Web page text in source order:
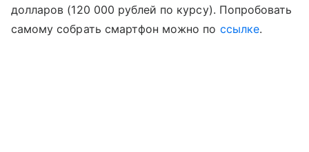
долларов (120 000 рублей по курсу). Попробовать
самому собрать смартфон можно по ссылке.